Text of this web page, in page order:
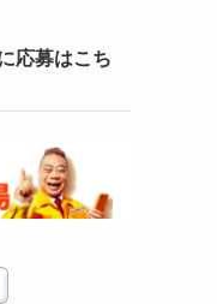
応募はこち